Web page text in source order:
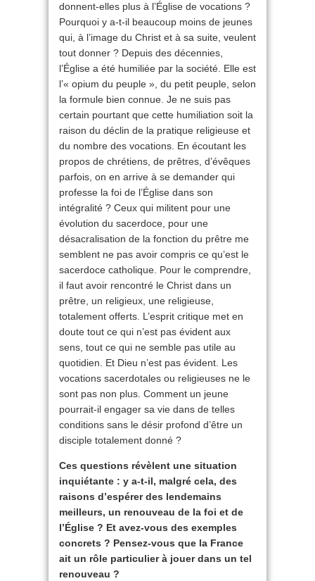
donnent-elles plus à l’Église de vocations ?
Pourquoi y a-t-il beaucoup moins de jeunes
qui, à l’image du Christ et à sa suite, veulent
tout donner ? Depuis des décennies,
l’Église a été humiliée par la société. Elle est
l’« opium du peuple », du petit peuple, selon
la formule bien connue. Je ne suis pas
certain pourtant que cette humiliation soit la
raison du déclin de la pratique religieuse et
du nombre des vocations. En écoutant les
propos de chrétiens, de prêtres, d’évêques
parfois, on en arrive à se demander qui
professe la foi de l’Église dans son
intégralité ? Ceux qui militent pour une
évolution du sacerdoce, pour une
désacralisation de la fonction du prêtre me
semblent ne pas avoir compris ce qu’est le
sacerdoce catholique. Pour le comprendre,
il faut avoir rencontré le Christ dans un
prêtre, un religieux, une religieuse,
totalement offerts. L’esprit critique met en
doute tout ce qui n’est pas évident aux
sens, tout ce qui ne semble pas utile au
quotidien. Et Dieu n’est pas évident. Les
vocations sacerdotales ou religieuses ne le
sont pas non plus. Comment un jeune
pourrait-il engager sa vie dans de telles
conditions sans le désir profond d’être un
disciple totalement donné ?
Ces questions révèlent une situation
inquiétante : y a-t-il, malgré cela, des
raisons d’espérer des lendemains
meilleurs, un renouveau de la foi et de
l’Église ? Et avez-vous des exemples
concrets ? Pensez-vous que la France
ait un rôle particulier à jouer dans un tel
renouveau ?